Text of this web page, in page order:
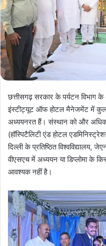
छत्तीसगढ़ सरकार के पर्यटन विभाग के
इंस्टीट्यूट ऑफ होटल मैनेजमेंट में कुल
अध्ययनरत हैं। संस्थान को और
(हॉस्पिटैलिटी एंड होटल
दिल्ली के प्रतिष्ठित विश्वविद्यालय,
वीएसएच में अध्ययन या डिप्लोमा के
आवश्यक नहीं है।